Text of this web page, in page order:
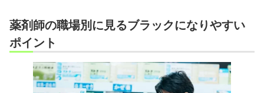
薬剤師の職場別に見るブラックになりやすい
ポイント